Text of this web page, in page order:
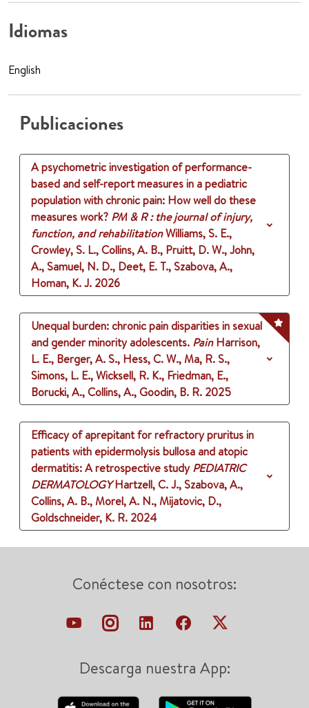
Idiomas
English
Publicaciones
A psychometric investigation of performance-
based and self-report measures in a pediatric
population with chronic pain: How well do these
measures work? PM & R : the journal of injury,
function, and rehabilitationWilliams, S. E.,
Crowley, S. L., Collins, A. B., Pruitt, D. W., John,
A., Samuel, N. D., Deet, E. T., Szabova, A.,
Homan, K. J. 2026
Unequal burden: chronic pain disparities in sexual
and gender minority adolescents. Pain Harrison,
L. E., Berger, A. S., Hess, C. W., Ma, R. S.,
Simons, L. E., Wicksell, R. K., Friedman, E.,
Borucki, A., Collins, A., Goodin, B. R. 2025
Efficacy of aprepitant for refractory pruritus in
patients with epidermolysis bullosa and atopic
dermatitis: A retrospective study PEDIATRIC
DERMATOLOGY Hartzell, C. J., Szabova, A.,
Collins, A. B., Morel, A. N., Mijatovic, D.,
Goldschneider, K. R. 2024
Conéctese con nosotros:
Descarga nuestra App: